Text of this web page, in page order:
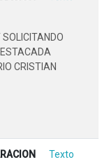
SOLICITANDO
CRISTIAN
Texto